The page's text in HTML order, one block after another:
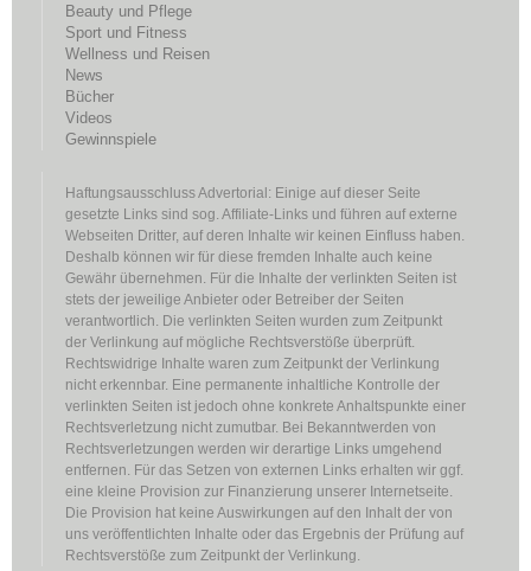
Beauty und Pflege
Sport und Fitness
Wellness und Reisen
News
Bücher
Videos
Gewinnspiele
Haftungsausschluss Advertorial: Einige auf dieser Seite
gesetzte Links sind sog. Affiliate-Links und führen auf externe
Webseiten Dritter, auf deren Inhalte wir keinen Einfluss haben.
Deshalb können wir für diese fremden Inhalte auch keine
Gewähr übernehmen. Für die Inhalte der verlinkten Seiten ist
stets der jeweilige Anbieter oder Betreiber der Seiten
verantwortlich. Die verlinkten Seiten wurden zum Zeitpunkt
der Verlinkung auf mögliche Rechtsverstöße überprüft.
Rechtswidrige Inhalte waren zum Zeitpunkt der Verlinkung
nicht erkennbar. Eine permanente inhaltliche Kontrolle der
verlinkten Seiten ist jedoch ohne konkrete Anhaltspunkte einer
Rechtsverletzung nicht zumutbar. Bei Bekanntwerden von
Rechtsverletzungen werden wir derartige Links umgehend
entfernen. Für das Setzen von externen Links erhalten wir ggf.
eine kleine Provision zur Finanzierung unserer Internetseite.
Die Provision hat keine Auswirkungen auf den Inhalt der von
uns veröffentlichten Inhalte oder das Ergebnis der Prüfung auf
Rechtsverstöße zum Zeitpunkt der Verlinkung.